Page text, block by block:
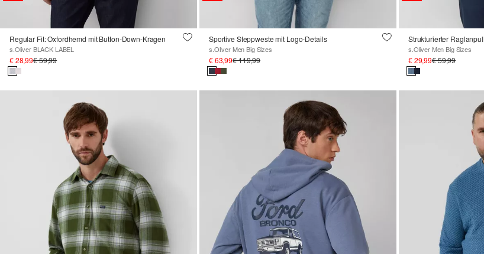
Regular Fit: Oxfordhemd mit Button-Down-Kragen
s.Oliver BLACK LABEL
€ 28,99€ 59,99
Sportive Steppweste mit Logo-Details
s.Oliver Men Big Sizes
€ 63,99€ 119,99
s.Oliver Men Big Sizes
€ 29,99€ 59,99